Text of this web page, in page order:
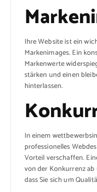
Ihre Website ist ein
Markenimages. Ein
Markenwerte
stärken und einen
hinterlassen.
In einem
professionelles
Vorteil verschaffen.
von der Konkurrenz
dass Sie sich um